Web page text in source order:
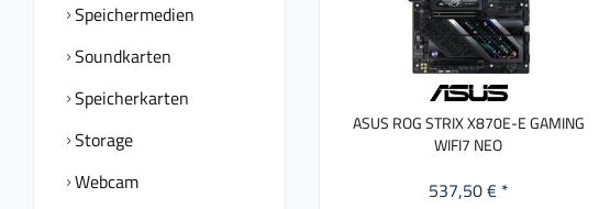
Speichermedien
Soundkarten
Speicherkarten
Storage
Webcam
ASUS ROG STRIX X870E-E GAMING
WIFI7 NEO
537,50 € *